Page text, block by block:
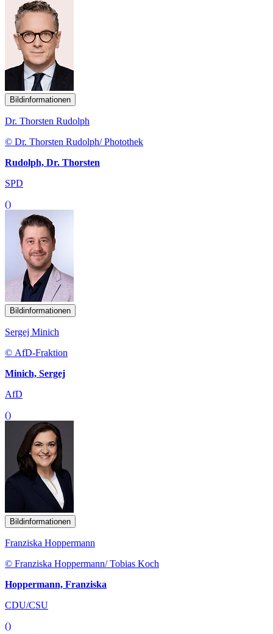
Bildinformationen
Dr. Thorsten Rudolph
© Dr. Thorsten Rudolph/ Photothek
Rudolph, Dr. Thorsten
SPD
()
Bildinformationen
Sergej Minich
© AfD-Fraktion
Minich, Sergej
AfD
()
Bildinformationen
Franziska Hoppermann
© Franziska Hoppermann/ Tobias Koch
Hoppermann, Franziska
CDU/CSU
()